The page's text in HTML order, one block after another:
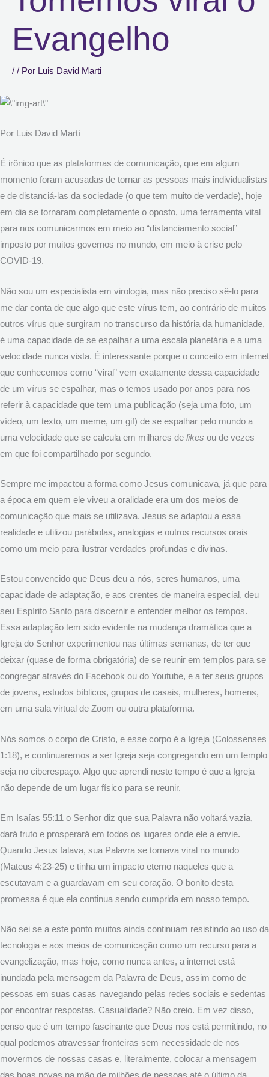
Evangelho
/ / Por Luis David Marti
Por Luis David Martí
É irônico que as plataformas de comunicação, que em algum
momento foram acusadas de tornar as pessoas mais individualistas
e de distanciá-las da sociedade (o que tem muito de verdade), hoje
em dia se tornaram completamente o oposto, uma ferramenta vital
para nos comunicarmos em meio ao “distanciamento social”
imposto por muitos governos no mundo, em meio à crise pelo
COVID-19.
Não sou um especialista em virologia, mas não preciso sê-lo para
me dar conta de que algo que este vírus tem, ao contrário de muitos
outros vírus que surgiram no transcurso da história da humanidade,
é uma capacidade de se espalhar a uma escala planetária e a uma
velocidade nunca vista. É interessante porque o conceito em internet
que conhecemos como “viral” vem exatamente dessa capacidade
de um vírus se espalhar, mas o temos usado por anos para nos
referir à capacidade que tem uma publicação (seja uma foto, um
vídeo, um texto, um meme, um gif) de se espalhar pelo mundo a
uma velocidade que se calcula em milhares de likes ou de vezes
em que foi compartilhado por segundo.
Sempre me impactou a forma como Jesus comunicava, já que para
a época em quem ele viveu a oralidade era um dos meios de
comunicação que mais se utilizava. Jesus se adaptou a essa
realidade e utilizou parábolas, analogias e outros recursos orais
como um meio para ilustrar verdades profundas e divinas.
Estou convencido que Deus deu a nós, seres humanos, uma
capacidade de adaptação, e aos crentes de maneira especial, deu
seu Espírito Santo para discernir e entender melhor os tempos.
Essa adaptação tem sido evidente na mudança dramática que a
Igreja do Senhor experimentou nas últimas semanas, de ter que
deixar (quase de forma obrigatória) de se reunir em templos para se
congregar através do Facebook ou do Youtube, e a ter seus grupos
de jovens, estudos bíblicos, grupos de casais, mulheres, homens,
em uma sala virtual de Zoom ou outra plataforma.
Nós somos o corpo de Cristo, e esse corpo é a Igreja (Colossenses
1:18), e continuaremos a ser Igreja seja congregando em um templo
seja no ciberespaço. Algo que aprendi neste tempo é que a Igreja
não depende de um lugar físico para se reunir.
Em Isaías 55:11 o Senhor diz que sua Palavra não voltará vazia,
dará fruto e prosperará em todos os lugares onde ele a envie.
Quando Jesus falava, sua Palavra se tornava viral no mundo
(Mateus 4:23-25) e tinha um impacto eterno naqueles que a
escutavam e a guardavam em seu coração. O bonito desta
promessa é que ela continua sendo cumprida em nosso tempo.
Não sei se a este ponto muitos ainda continuam resistindo ao uso da
tecnologia e aos meios de comunicação como um recurso para a
evangelização, mas hoje, como nunca antes, a internet está
inundada pela mensagem da Palavra de Deus, assim como de
pessoas em suas casas navegando pelas redes sociais e sedentas
por encontrar respostas. Casualidade? Não creio. Em vez disso,
penso que é um tempo fascinante que Deus nos está permitindo, no
qual podemos atravessar fronteiras sem necessidade de nos
movermos de nossas casas e, literalmente, colocar a mensagem